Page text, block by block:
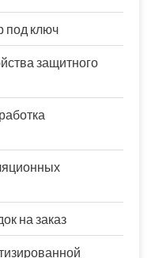
под ключ
защитного
на заказ